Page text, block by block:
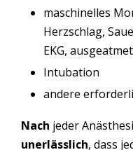
maschinelles
Herzschlag,
EKG,
Intubation
andere
Nach jeder
unerlässlich, dass